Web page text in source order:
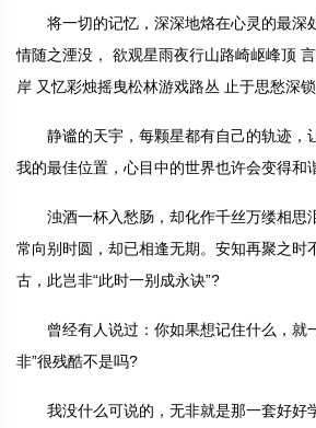
将一切的记忆，深深地烙在心灵的最深
情随之湮没， 欲观星雨夜行山路崎岖峰顶
岸 又忆彩烛摇曳松林游戏路丛 止于思愁深锁
静谧的天宇，每颗星都有自己的轨迹，
我的最佳位置，心目中的世界也许会变得和
浊酒一杯入愁肠，却化作千丝万缕相思
常向别时圆，却已相逢无期。安知再聚之时
古，此岂非“此时一别成永诀”?
曾经有人说过：你如果想记住什么，就
非”很残酷不是吗?
我没什么可说的，无非就是那一套好好